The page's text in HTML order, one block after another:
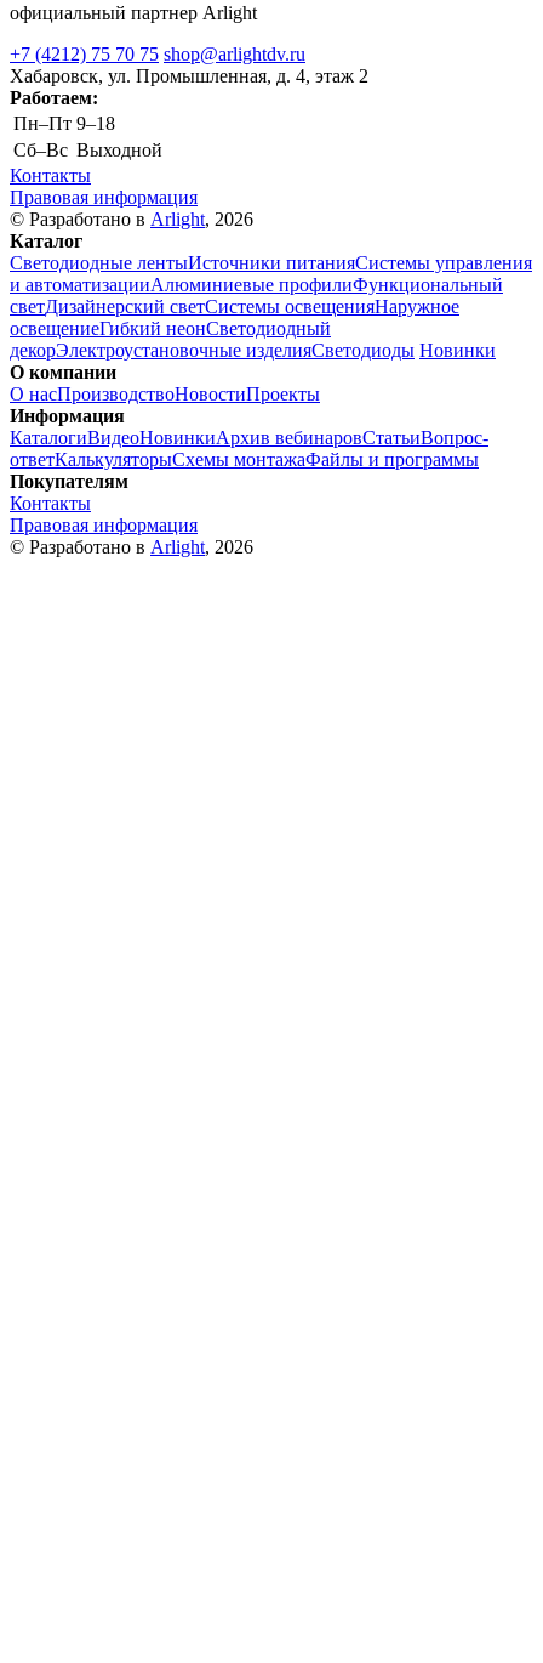
официальный партнер Arlight
+7 (4212) 75 70 75 shop@arlightdv.ru
Хабаровск, ул. Промышленная, д. 4, этаж 2
Работаем:
Пн–Пт 9–18
Cб–Вс Выходной
Контакты
Правовая информация
© Разработано в Arlight, 2026
Каталог
Светодиодные лентыИсточники питанияСистемы управления
и автоматизацииАлюминиевые профилиФункциональный
светДизайнерский светСистемы освещенияНаружное
освещениеГибкий неонСветодиодный
декорЭлектроустановочные изделияСветодиоды Новинки
О компании
О насПроизводствоНовостиПроекты
Информация
КаталогиВидеоНовинкиАрхив вебинаровСтатьиВопрос-
ответКалькуляторыСхемы монтажаФайлы и программы
Покупателям
Контакты
Правовая информация
© Разработано в Arlight, 2026